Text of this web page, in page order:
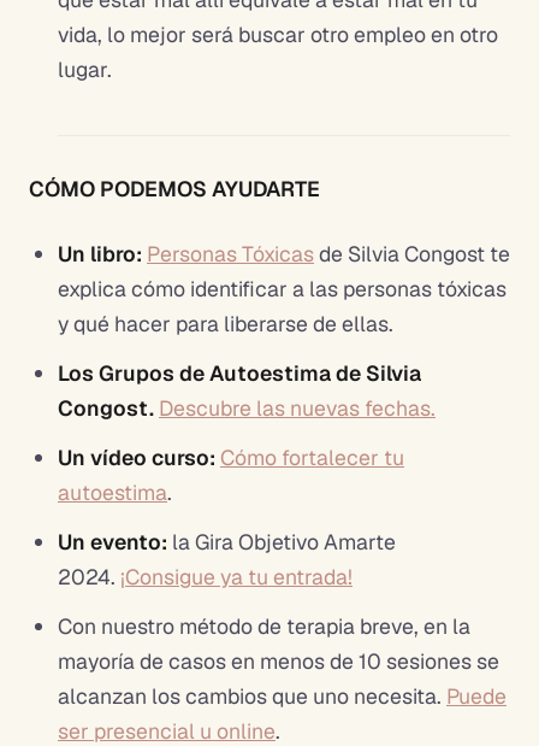
vida, lo mejor será buscar otro empleo en otro
lugar.
CÓMO PODEMOS AYUDARTE
Un libro: Personas Tóxicasde Silvia Congost te
explica cómo identificar a las personas tóxicas
y qué hacer para liberarse de ellas.
Los Grupos de Autoestima de Silvia
Congost. Descubre las nuevas fechas.
Un vídeo curso: Cómo fortalecer tu
autoestima.
Un evento: la Gira Objetivo Amarte
2024. ¡Consigue ya tu entrada!
Con nuestro método de terapia breve, en la
mayoría de casos en menos de 10 sesiones se
alcanzan los cambios que uno necesita. Puede
ser presencial u online.